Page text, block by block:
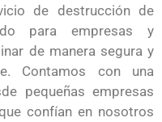
de destrucción de
para empresas y
de manera segura y
Contamos con una
pequeñas empresas
confían en nosotros